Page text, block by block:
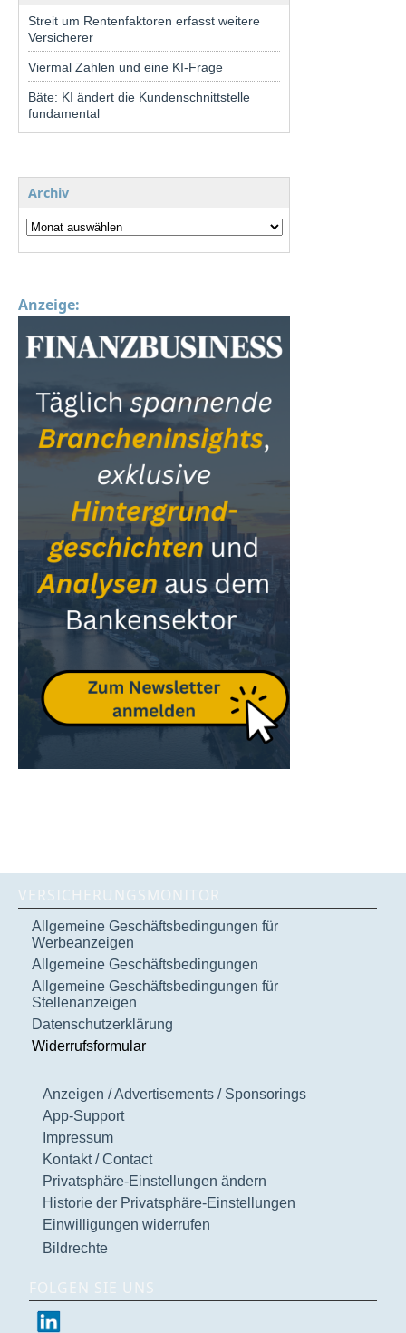
Streit um Rentenfaktoren erfasst weitere
Versicherer
Viermal Zahlen und eine KI-Frage
Bäte: KI ändert die Kundenschnittstelle
fundamental
Archiv
Anzeige:
VERSICHERUNGSMONITOR
Allgemeine Geschäftsbedingungen für
Werbeanzeigen
Allgemeine Geschäftsbedingungen
Allgemeine Geschäftsbedingungen für
Stellenanzeigen
Datenschutzerklärung
Widerrufsformular
Anzeigen / Advertisements / Sponsorings
App-Support
Impressum
Kontakt / Contact
Privatsphäre-Einstellungen ändern
Historie der Privatsphäre-Einstellungen
Einwilligungen widerrufen
Bildrechte
FOLGEN SIE UNS